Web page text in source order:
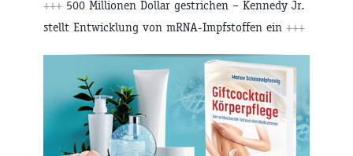
+++ 500 Millionen Dollar gestrichen – Kennedy Jr.
stellt Entwicklung von mRNA-Impfstoffen ein +++